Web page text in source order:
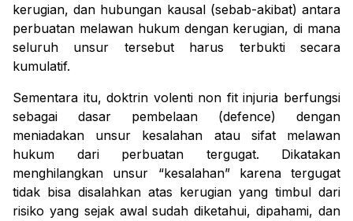
kerugian, dan hubungan kausal (sebab-akibat) antara
perbuatan melawan hukum dengan kerugian, di mana
seluruh unsur tersebut harus terbukti secara
kumulatif.
Sementara itu, doktrin volenti non fit injuria berfungsi
sebagai dasar pembelaan (defence) dengan
meniadakan unsur kesalahan atau sifat melawan
hukum dari perbuatan tergugat. Dikatakan
menghilangkan unsur “kesalahan” karena tergugat
tidak bisa disalahkan atas kerugian yang timbul dari
risiko yang sejak awal sudah diketahui, dipahami, dan